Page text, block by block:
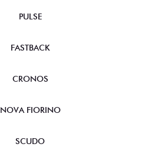
PULSE
FASTBACK
CRONOS
NOVA FIORINO
SCUDO